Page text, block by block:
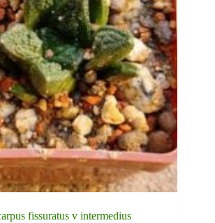
fissuratus v intermedius